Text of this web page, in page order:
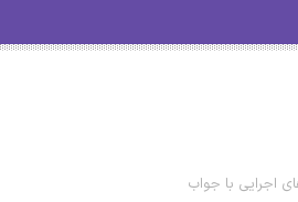
اجرایی با جواب